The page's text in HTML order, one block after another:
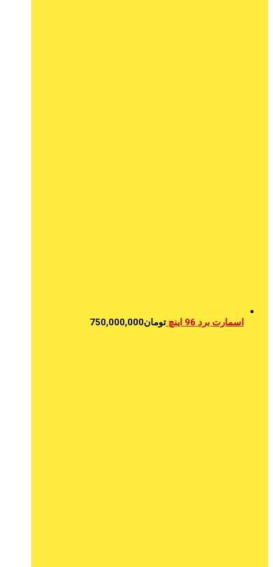
اسمارت برد 96 اینچ تومان750,000,000